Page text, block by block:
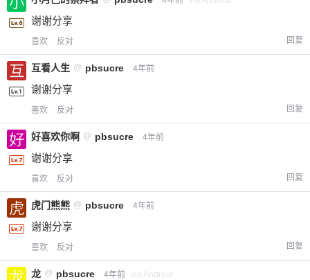
谢谢分享
喜欢 反对 回复
互看人生 @ pbsucre 4年前
谢谢分享
喜欢 反对 回复
好喜欢你啊 @ pbsucre 4年前
谢谢分享
喜欢 反对 回复
虎门熊熊 @ pbsucre 4年前
谢谢分享
喜欢 反对 回复
龙 @ pbsucre 4年前 via Android
您没有权限发布内容，请购买会员或者提升权
限。
忘记密码？